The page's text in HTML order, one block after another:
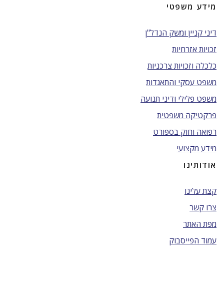
מידע משפטי
דיני קניין ומשק הנדל"ן
זכויות אזרחיות
כלכלה וזכויות צרכניות
משפט עסקי והתאגדות
משפט פלילי ודיני תנועה
פרקטיקה משפטית
רפואה וחוק בספורט
מידע מקצועי
אודותינו
קצת עלינו
צרו קשר
מפת האתר
עמוד הפייסבוק